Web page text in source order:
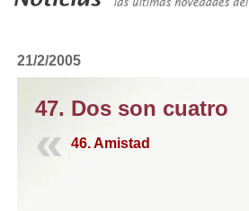
21/2/2005
47. Dos son cuatro
46. Amistad